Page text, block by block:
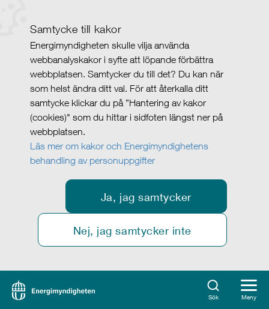
Samtycke till kakor
Energimyndigheten skulle vilja använda
webbanalyskakor i syfte att löpande förbättra
webbplatsen. Samtycker du till det? Du kan när
som helst ändra ditt val. För att återkalla ditt
samtycke klickar du på ”Hantering av kakor
(cookies)" som du hittar i sidfoten längst ner på
webbplatsen.
Läs mer om kakor och Energimyndighetens
behandling av personuppgifter
Ja, jag samtycker
Nej, jag samtycker inte
Sök Meny